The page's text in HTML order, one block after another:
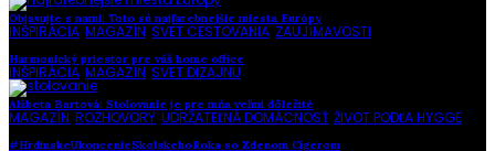
Objavujte s nami: Toto sú najfarebnejšie miesta Európy
INŠPIRÁCIA MAGAZÍN SVET CESTOVANIA ZAUJÍMAVOSTI
Harmonický priestor pre váš home office
INŠPIRÁCIA MAGAZÍN SVET DIZAJNU
Alžbeta Bartová: Stolovanie je pre mňa veľmi dôležité
MAGAZÍN ROZHOVORY UDRŽATEĽNÁ DOMÁCNOSŤ ŽIVOT PODĽA HYGGE
#HrdinskeUkoncenieSkolskehoRoka so Zdenom Cígerom